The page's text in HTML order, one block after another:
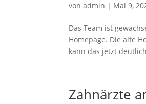
vonadmin | Mai 9,
Das Team ist
Homepage. Die alte
kann das jetzt
Zahnärzte